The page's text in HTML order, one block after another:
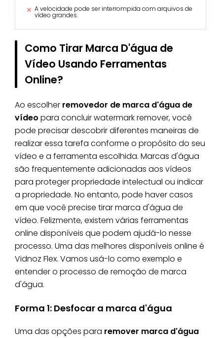
A velocidade pode ser interrompida com arquivos de
vídeo grandes.
Como Tirar Marca D'água de
Vídeo Usando Ferramentas
Online?
Ao escolher removedor de marca d'água de
vídeo para concluir watermark remover, você
pode precisar descobrir diferentes maneiras de
realizar essa tarefa conforme o propósito do seu
vídeo e a ferramenta escolhida. Marcas d'água
são frequentemente adicionadas aos vídeos
para proteger propriedade intelectual ou indicar
a propriedade. No entanto, pode haver casos
em que você precise tirar marca d'água de
vídeo. Felizmente, existem várias ferramentas
online disponíveis que podem ajudá-lo nesse
processo. Uma das melhores disponíveis online é
Vidnoz Flex. Vamos usá-lo como exemplo e
entender o processo de remoção de marca
d'água.
Forma 1: Desfocar a marca d'água
Uma das opções para remover marca d'água